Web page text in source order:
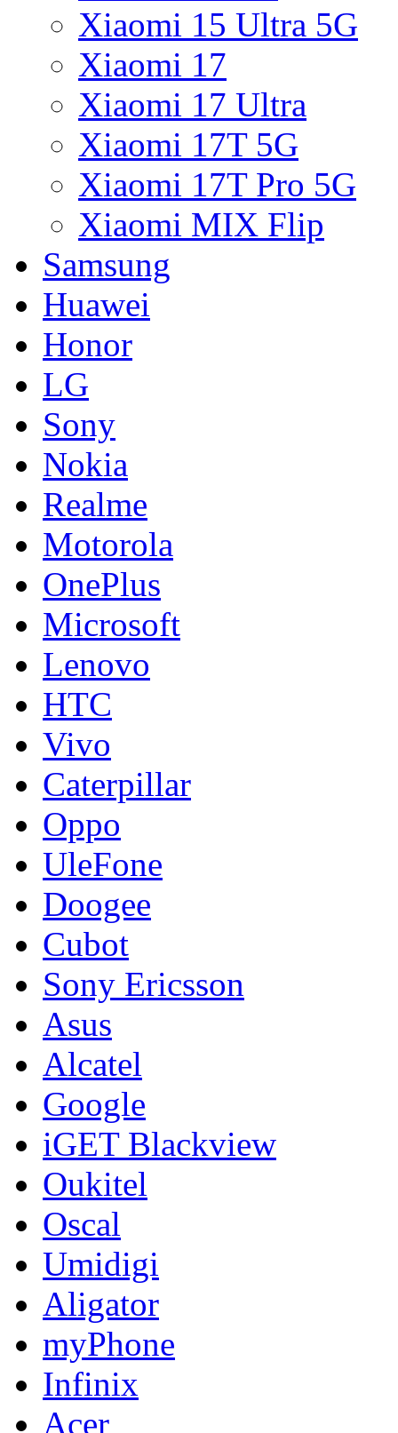
Xiaomi 15 Ultra 5G
Xiaomi 17
Xiaomi 17 Ultra
Xiaomi 17T 5G
Xiaomi 17T Pro 5G
Xiaomi MIX Flip
Samsung
Huawei
Honor
LG
Sony
Nokia
Realme
Motorola
OnePlus
Microsoft
Lenovo
HTC
Vivo
Caterpillar
Oppo
UleFone
Doogee
Cubot
Sony Ericsson
Asus
Alcatel
Google
iGET Blackview
Oukitel
Oscal
Umidigi
Aligator
myPhone
Infinix
Acer